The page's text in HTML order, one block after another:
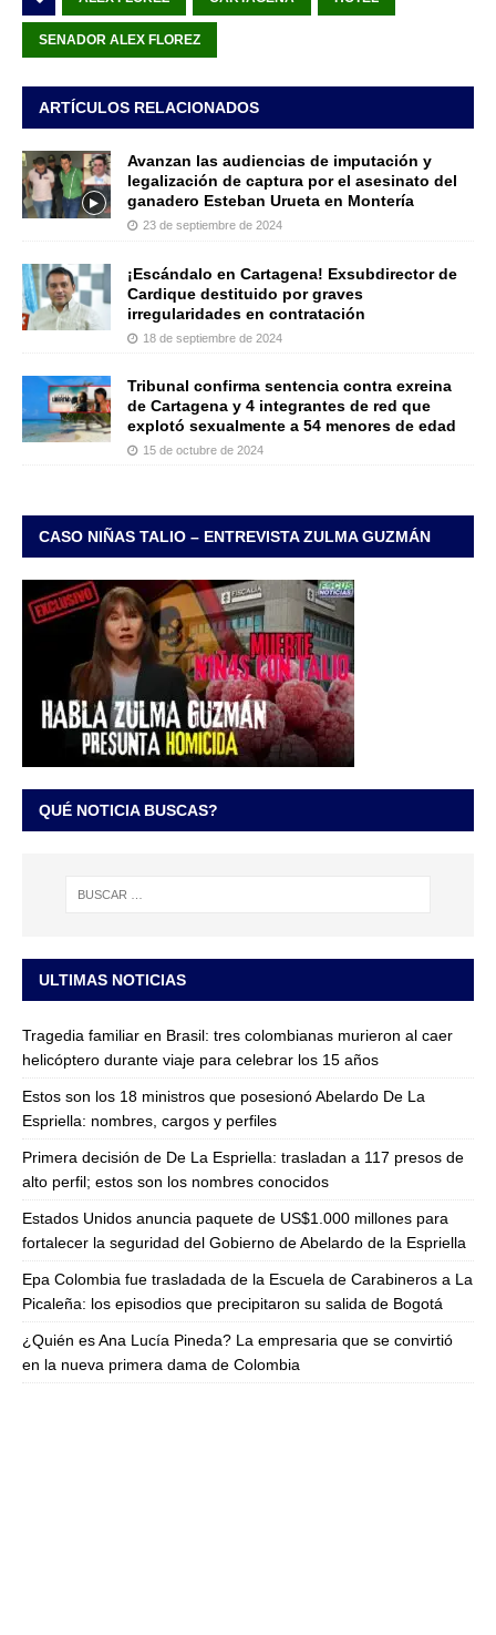
SENADOR ALEX FLOREZ
ARTÍCULOS RELACIONADOS
Avanzan las audiencias de imputación y
legalización de captura por el asesinato del
ganadero Esteban Urueta en Montería
23 de septiembre de 2024
¡Escándalo en Cartagena! Exsubdirector de
Cardique destituido por graves
irregularidades en contratación
18 de septiembre de 2024
Tribunal confirma sentencia contra exreina
de Cartagena y 4 integrantes de red que
explotó sexualmente a 54 menores de edad
15 de octubre de 2024
CASO NIÑAS TALIO – ENTREVISTA ZULMA GUZMÁN
QUÉ NOTICIA BUSCAS?
ULTIMAS NOTICIAS
Tragedia familiar en Brasil: tres colombianas murieron al caer
helicóptero durante viaje para celebrar los 15 años
Estos son los 18 ministros que posesionó Abelardo De La
Espriella: nombres, cargos y perfiles
Primera decisión de De La Espriella: trasladan a 117 presos de
alto perfil; estos son los nombres conocidos
Estados Unidos anuncia paquete de US$1.000 millones para
fortalecer la seguridad del Gobierno de Abelardo de la Espriella
Epa Colombia fue trasladada de la Escuela de Carabineros a La
Picaleña: los episodios que precipitaron su salida de Bogotá
¿Quién es Ana Lucía Pineda? La empresaria que se convirtió
en la nueva primera dama de Colombia